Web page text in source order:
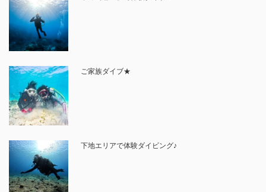
ご家族ダイブ★
下地エリアで体験ダイビング♪